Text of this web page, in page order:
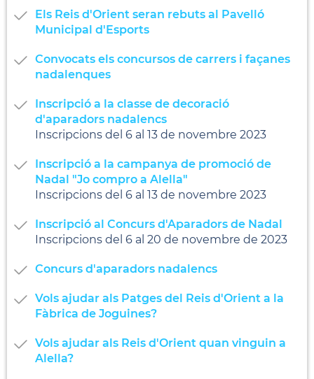
Els Reis d'Orient seran rebuts al Pavelló
Municipal d'Esports
Convocats els concursos de carrers i façanes
nadalenques
Inscripció a la classe de decoració
d'aparadors nadalencs
Inscripcions del 6 al 13 de novembre 2023
Inscripció a la campanya de promoció de
Nadal "Jo compro a Alella"
Inscripcions del 6 al 13 de novembre 2023
Inscripció al Concurs d'Aparadors de Nadal
Inscripcions del 6 al 20 de novembre de 2023
Concurs d'aparadors nadalencs
Vols ajudar als Patges del Reis d'Orient a la
Fàbrica de Joguines?
Vols ajudar als Reis d'Orient quan vinguin a
Alella?